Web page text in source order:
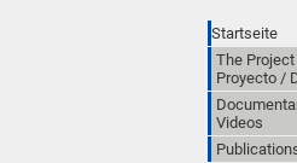
Startseite
The
Proyecto /
Videos